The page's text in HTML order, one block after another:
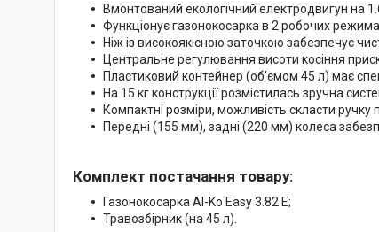
Вмонтований екологічний електродвигун на
Функціонує газонокосарка в 2 робочих
Ніж із високоякісною заточкою забезпечує
Центральне регулювання висоти косіння
Пластиковий контейнер (об'ємом 45 л) має
На 15 кг конструкції розмістилась зручна
Компактні розміри, можливість скласти
Передні (155 мм), задні (220 мм) колеса
Комплект постачання товару:
Газонокосарка Al-Ko Easy 3.82 E;
Травозбірник (на 45 л).